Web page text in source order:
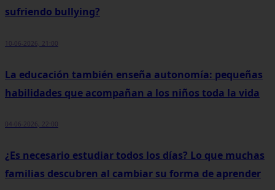
sufriendo bullying?
10-06-2026, 21:00
La educación también enseña autonomía: pequeñas
habilidades que acompañan a los niños toda la vida
04-06-2026, 22:00
¿Es necesario estudiar todos los días? Lo que muchas
familias descubren al cambiar su forma de aprender